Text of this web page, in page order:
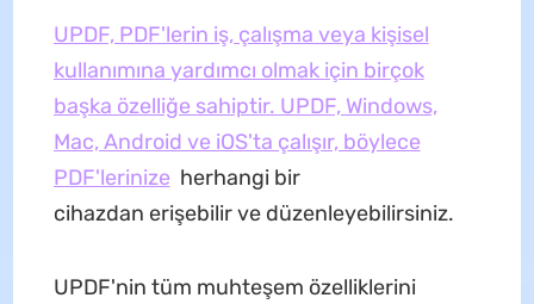
UPDF, PDF'lerin iş, çalışma veya kişisel
kullanımına yardımcı olmak için birçok
başka özelliğe sahiptir. UPDF, Windows,
Mac, Android ve iOS'ta çalışır, böylece
PDF'lerinize herhangi bir
cihazdan erişebilir ve düzenleyebilirsiniz.
UPDF'nin tüm muhteşem özelliklerini